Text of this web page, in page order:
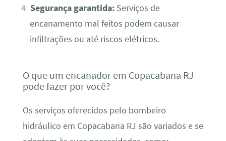
Segurança garantida: Serviços de
encanamento mal feitos podem causar
infiltrações ou até riscos elétricos.
O que um encanador em Copacabana RJ
pode fazer por você?
Os serviços oferecidos pelo bombeiro
hidráulico em Copacabana RJ são variados e se